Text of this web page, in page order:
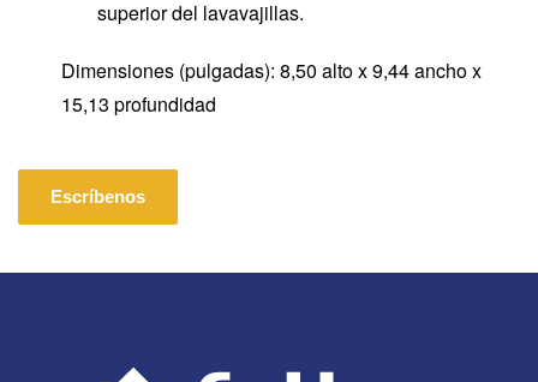
superior del lavavajillas.
Dimensiones (pulgadas): 8,50 alto x 9,44 ancho x
15,13 profundidad
Escríbenos